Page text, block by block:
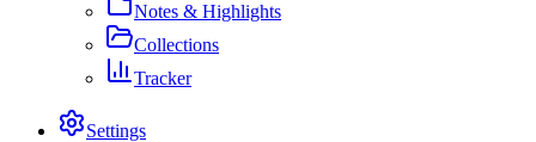
Notes & Highlights
Collections
Tracker
Settings